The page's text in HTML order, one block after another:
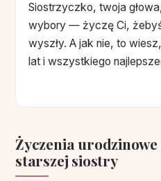
Siostrzyczko, twoja
wybory — życzę Ci,
wyszły. A jak nie, to
lat i wszystkiego
Życzenia
starszej siostry